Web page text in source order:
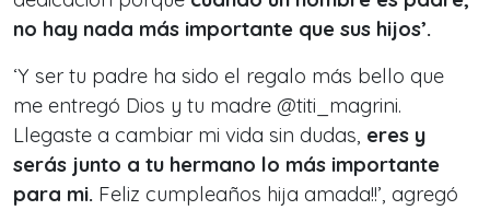
no hay nada más importante que sus hijos’.
‘Y ser tu padre ha sido el regalo más bello que
me entregó Dios y tu madre @titi_magrini.
Llegaste a cambiar mi vida sin dudas, eres y
serás junto a tu hermano lo más importante
para mi. Feliz cumpleaños hija amada!!’, agregó